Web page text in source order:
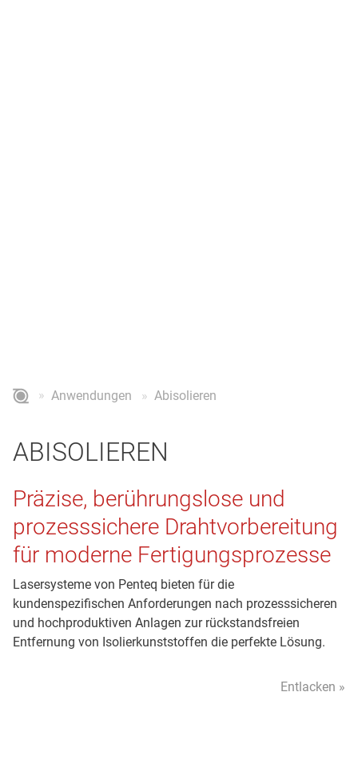
Anwendungen Abisolieren
ABISOLIEREN
Präzise, berührungslose und
prozesssichere Drahtvorbereitung
für moderne Fertigungsprozesse
Lasersysteme von Penteq bieten für die
kundenspezifischen Anforderungen nach prozesssicheren
und hochproduktiven Anlagen zur rückstandsfreien
Entfernung von Isolierkunststoffen die perfekte Lösung.
Entlacken »